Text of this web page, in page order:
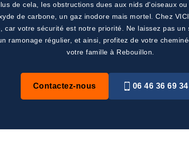
de cela, les obstructions dues aux nids d'oiseaux
de carbone, un gaz inodore mais mortel. Chez
car votre sécurité est notre priorité. Ne laissez pas
ramonage régulier, et ainsi, profitez de votre
votre famille à Rebouillon.
Contactez-nous 06 46 36 69 34